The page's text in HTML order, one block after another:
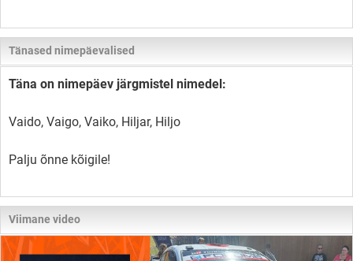
Tänased nimepäevalised
Täna on nimepäev järgmistel nimedel:
Vaido, Vaigo, Vaiko, Hiljar, Hiljo
Palju õnne kõigile!
Viimane video